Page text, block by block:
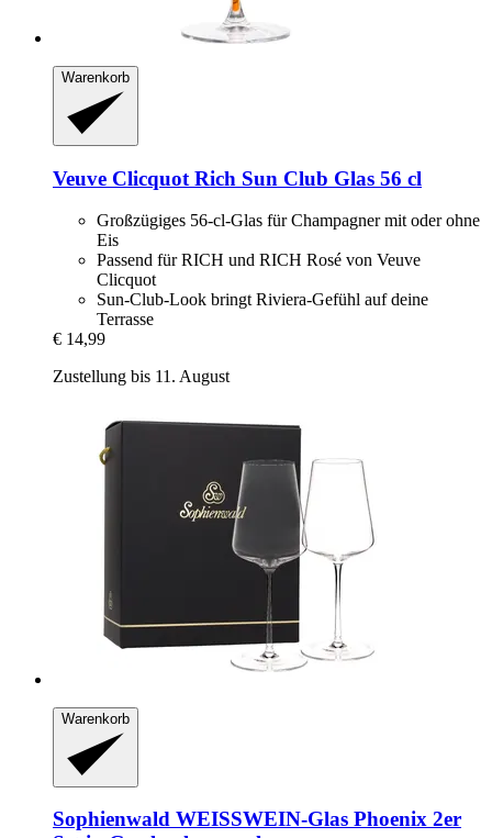
Warenkorb
Veuve Clicquot Rich Sun Club Glas 56 cl
Großzügiges 56-cl-Glas für Champagner mit oder ohne
Eis
Passend für RICH und RICH Rosé von Veuve
Clicquot
Sun-Club-Look bringt Riviera-Gefühl auf deine
Terrasse
€ 14,99
Zustellung bis 11. August
Warenkorb
Sophienwald WEISSWEIN-​Glas Phoenix 2er